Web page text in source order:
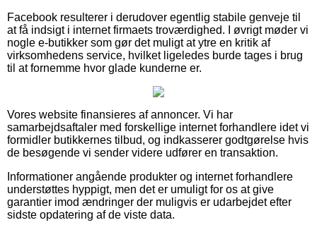
Facebook resulterer i derudover egentlig stabile genveje til
at få indsigt i internet firmaets troværdighed. I øvrigt møder vi
nogle e-butikker som gør det muligt at ytre en kritik af
virksomhedens service, hvilket ligeledes burde tages i brug
til at fornemme hvor glade kunderne er.
Vores website finansieres af annoncer. Vi har
samarbejdsaftaler med forskellige internet forhandlere idet vi
formidler butikkernes tilbud, og indkasserer godtgørelse hvis
de besøgende vi sender videre udfører en transaktion.
Informationer angående produkter og internet forhandlere
understøttes hyppigt, men det er umuligt for os at give
garantier imod ændringer der muligvis er udarbejdet efter
sidste opdatering af de viste data.